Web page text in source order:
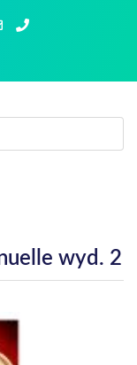
wyd. 2